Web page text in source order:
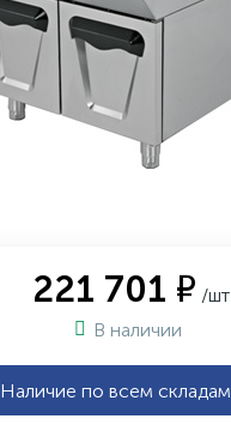
221 701 ₽ /шт
В наличии
Наличие по всем складам